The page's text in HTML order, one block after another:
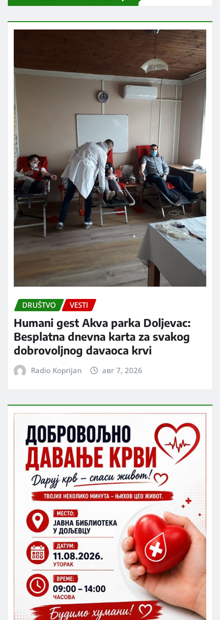
DRUŠTVO VESTI
Humani gest Akva parka Doljevac:
Besplatna dnevna karta za svakog
dobrovoljnog davaoca krvi
Radio Koprijan авг 7, 2026